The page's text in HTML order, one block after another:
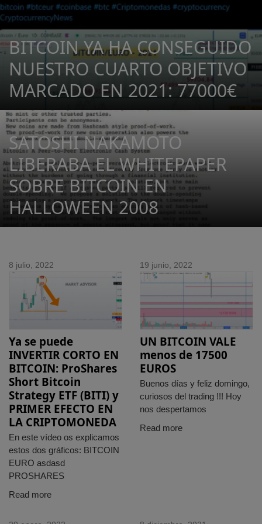
BITCOIN YA HA CONSEGUIDO
NUESTRO CUARTO OBJETIVO
MARCADO EN 2021: 77000€
SATOSHI NAKAMOTO
LIBERABA EL WHITEPAPER
SOBRE BITCOIN EN
HALLOWEEN 2008
8 julio, 2022
Ya se puede
INVERTIR CORTO EN
BITCOIN: ProShares
Short Bitcoin
Strategy ETF (BITI) y
PRIMER EFECTO EN
LA CRIPTOMONEDA
En este vídeo os explicamos
estos dos gráficos: BITCOIN
EURO asdasd
PROSHARES
Read more
19 junio, 2022
UN BITCOIN VALE
menos de 17500
EUROS
Buenos días y feliz domingo,
curiosos del trading !!! Hoy
nos despertamos
Read more